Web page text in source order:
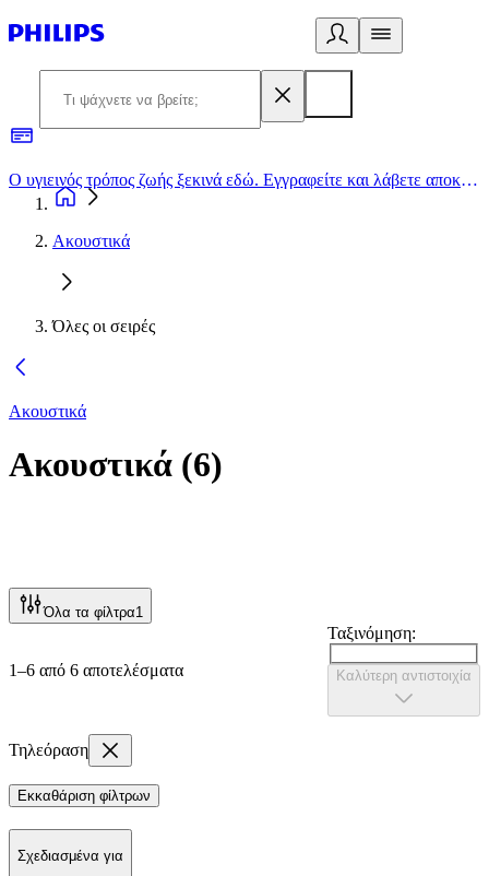
Ο υγιεινός τρόπος ζωής ξεκινά εδώ. Εγγραφείτε και λάβετε αποκλειστικές προσφορές
Ακουστικά
Όλες οι σειρές
Ακουστικά
Ακουστικά (6)
Όλα τα φίλτρα1
1–6 από 6 αποτελέσματα
Ταξινόμηση:
Καλύτερη αντιστοιχία
Τηλεόραση
Εκκαθάριση φίλτρων
Σχεδιασμένα για